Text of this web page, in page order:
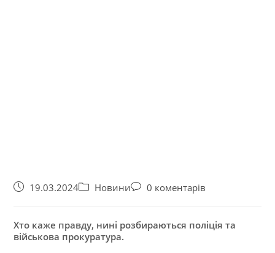
19.03.2024 Новини 0 коментарів
Хто каже правду, нині розбираються поліція та
військова прокуратура.